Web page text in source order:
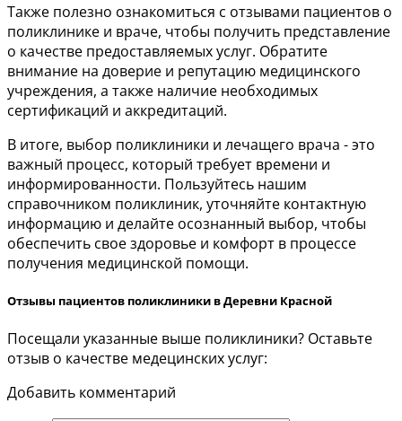
Также полезно ознакомиться с отзывами пациентов о
поликлинике и враче, чтобы получить представление
о качестве предоставляемых услуг. Обратите
внимание на доверие и репутацию медицинского
учреждения, а также наличие необходимых
сертификаций и аккредитаций.
В итоге, выбор поликлиники и лечащего врача - это
важный процесс, который требует времени и
информированности. Пользуйтесь нашим
справочником поликлиник, уточняйте контактную
информацию и делайте осознанный выбор, чтобы
обеспечить свое здоровье и комфорт в процессе
получения медицинской помощи.
Отзывы пациентов поликлиники в Деревни Красной
Посещали указанные выше поликлиники? Оставьте
отзыв о качестве медецинских услуг:
Добавить комментарий